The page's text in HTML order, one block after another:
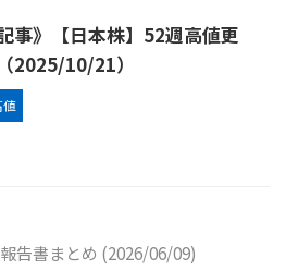
事》【日本株】52週高値更
2025/10/21）
告書まとめ (2026/06/09)